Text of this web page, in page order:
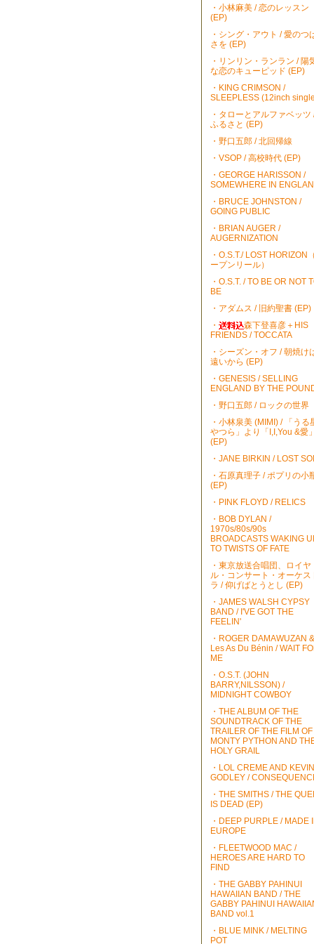
・小林麻美 / 恋のレッスン
(EP)
・シング・アウト / 愛のつ
さを (EP)
・リンリン・ランラン / 陽
な恋のキューピッド (EP)
・KING CRIMSON /
SLEEPLESS (12inch
・タローとアルファベッツ
ふるさと (EP)
・野口五郎 / 北回帰線
・VSOP / 高校時代 (EP)
・GEORGE HARISSON /
SOMEWHERE IN
・BRUCE JOHNSTON /
GOING PUBLIC
・BRIAN AUGER /
AUGERNIZATION
・O.S.T./ LOST HORIZON
ープンリール）
・O.S.T. / TO BE OR NOT
BE
・アダムス / 旧約聖書 (EP)
・
森下登喜彦＋HIS
FRIENDS / TOCCATA
・シーズン・オフ / 朝焼け
遠いから (EP)
・GENESIS / SELLING
ENGLAND BY THE
・野口五郎 / ロックの世界
・小林泉美 (MIMI) / 「うる
やつら」より「I,I,You &愛」
(EP)
・JANE BIRKIN / LOST
・石原真理子 / ポプリの小
(EP)
・PINK FLOYD / RELICS
・BOB DYLAN /
1970s/80s/90s
BROADCASTS WAKING
TO TWISTS OF FATE
・東京放送合唱団、ロイヤ
ル・コンサート・オーケス
ラ / 仰げばとうとし (EP)
・JAMES WALSH CYPSY
BAND / I'VE GOT THE
FEELIN'
・ROGER DAMAWUZAN &
Les As Du Bénin / WAIT
ME
・O.S.T. (JOHN
BARRY,NILSSON) /
MIDNIGHT COWBOY
・THE ALBUM OF THE
SOUNDTRACK OF THE
TRAILER OF THE FILM OF
MONTY PYTHON AND
HOLY GRAIL
・LOL CREME AND KEVIN
GODLEY /
・THE SMITHS / THE
IS DEAD (EP)
・DEEP PURPLE / MADE
EUROPE
・FLEETWOOD MAC /
HEROES ARE HARD TO
FIND
・THE GABBY PAHINUI
HAWAIIAN BAND / THE
GABBY PAHINUI
BAND vol.1
・BLUE MINK / MELTING
POT